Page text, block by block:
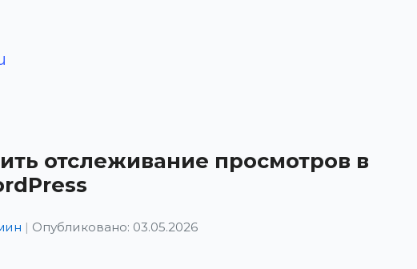
отслеживание просмотров в
| Опубликовано: 03.05.2026